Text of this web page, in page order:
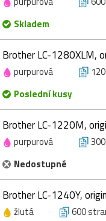
Skladem
Brother LC-1280XLM,
purpurová
Poslední kusy
Brother LC-1220M,
purpurová
Nedostupné
Brother LC-1240Y,
žlutá 600